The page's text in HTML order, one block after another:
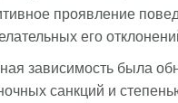
проявление
его
зависимость была
санкций и